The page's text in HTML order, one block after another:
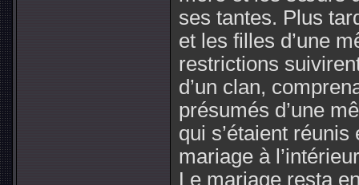
ses tantes. Plus
et les filles d’une
restrictions
d’un clan,
présumés d’une
qui s’étaient
mariage à
Le mariage resta